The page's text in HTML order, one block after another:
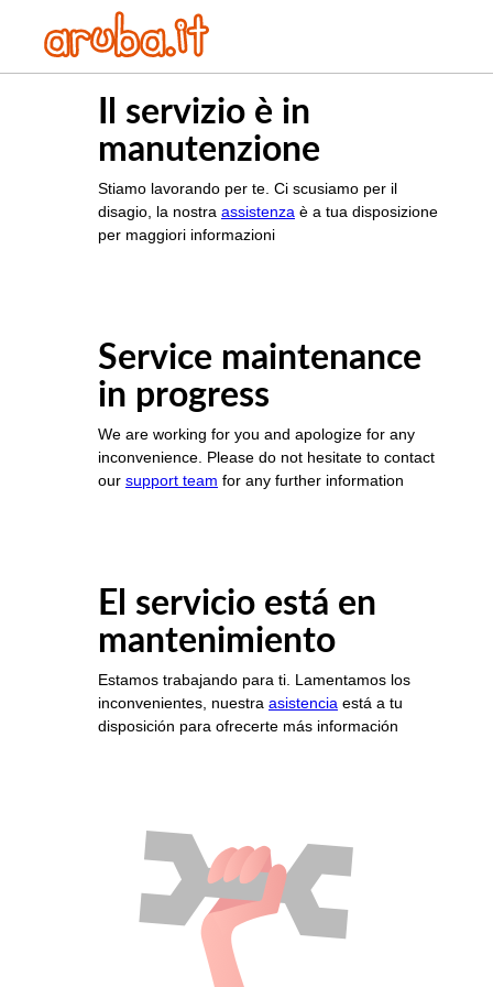
Il servizio è in
manutenzione
Stiamo lavorando per te. Ci scusiamo per il
disagio, la nostra assistenza è a tua disposizione
per maggiori informazioni
Service maintenance
in progress
We are working for you and apologize for any
inconvenience. Please do not hesitate to contact
our support team for any further information
El servicio está en
mantenimiento
Estamos trabajando para ti. Lamentamos los
inconvenientes, nuestra asistencia está a tu
disposición para ofrecerte más información